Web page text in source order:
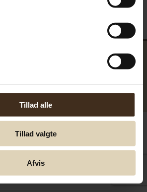
Tillad alle
Tillad valgte
Afvis
2017. Alla rättigheter förbehållna.